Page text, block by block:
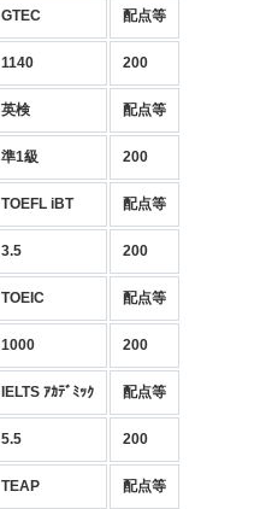
GTEC 配点等
1140 200
英検 配点等
準1級 200
TOEFL iBT 配点等
3.5 200
TOEIC 配点等
1000 200
IELTS ｱｶﾃﾞﾐｯｸ 配点等
5.5 200
TEAP 配点等